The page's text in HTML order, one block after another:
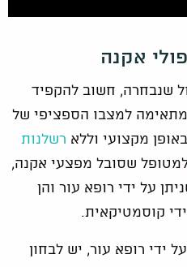
אקנה
שנבחרה, חשוב להקפיד
למצבו הספציפי של
מקצועי וללא רשלנות
שסובל מפצעי אקנה,
על ידי רופא עור והן
קוסמטיקאית.
ידי רופא עור, יש לבחון